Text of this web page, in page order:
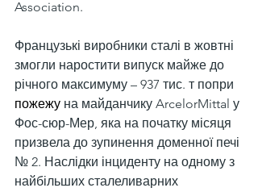
Association.
Французькі виробники сталі в жовтні
змогли наростити випуск майже до
річного максимуму – 937 тис. т попри
пожежу на майданчику ArcelorMittal у
Фос-сюр-Мер, яка на початку місяця
призвела до зупинення доменної печі
№ 2. Наслідки інциденту на одному з
найбільших сталеливарних